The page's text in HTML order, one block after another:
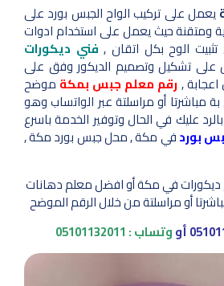
يعمل على تركيب الواح الجبس بورد على
ومتقنة حيث يعمل على استخدام ادوات
الوح بكل اتقان , فني ديكورات
تشكيل وتصميم الديكور وفق على
, رقم معلم جبس بمكة موضح
مباشرتا أو مراسلتة عبر الواتساب وهو
عليك في الحال وتوفير الخدمة باسرع
بوردفي مكة , محل جبس بورد مكة ,
في مكة أو افضل معلم دهانات
أو مراسلتة من خلال الرقم الموضح
أووتساب : 05101132011